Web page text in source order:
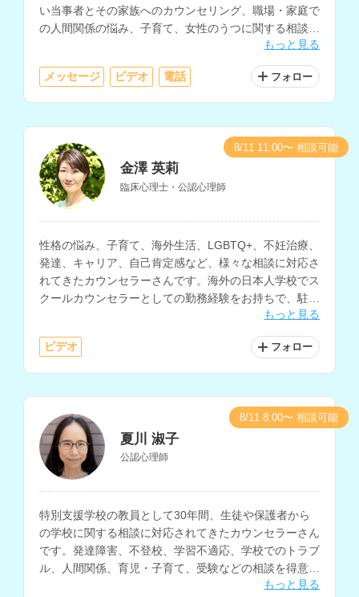
い当事者とその家族へのカウンセリング、職場・家庭で
の人間関係の悩み、子育て、女性のうつに関する相談を
もっと見る
メッセージ ビデオ 電話 フォロー
金澤 英莉
臨床心理士・公認心理師
性格の悩み、子育て、海外生活、LGBTQ+、不妊治療、
発達、キャリア、自己肯定感など、様々な相談に対応さ
れてきたカウンセラーさんです。海外の日本人学校でス
クールカウンセラーとしての勤務経験をお持ちで、駐在
帯同や帰国後の生活の悩みの相談などにも対応されてい
もっと見る
ビデオ フォロー
8/11 11:00〜 相談可能
夏川 淑子
公認心理師
特別支援学校の教員として30年間、生徒や保護者から
の学校に関する相談に対応されてきたカウンセラーさん
です。発達障害、不登校、学習不適応、学校でのトラブ
ル、人間関係、育児・子育て、受験などの相談を得意と
もっと見る
8/11 8:00〜 相談可能